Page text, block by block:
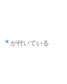
* が付いている